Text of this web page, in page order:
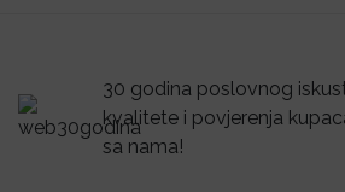
30 godina poslovnog
kvalitete i povjerenja
sa nama!